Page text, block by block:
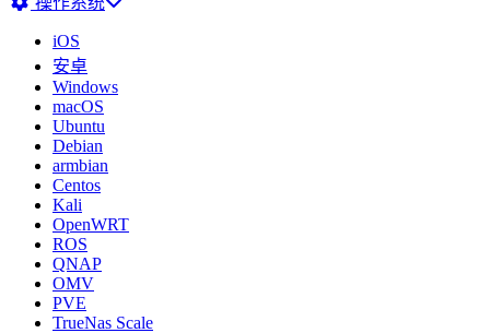
iOS
安卓
Windows
macOS
Ubuntu
Debian
armbian
Centos
Kali
OpenWRT
ROS
QNAP
OMV
PVE
TrueNas Scale